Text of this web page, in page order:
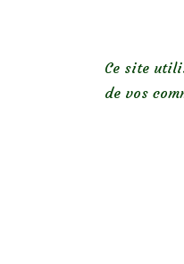
Ce site
de vos